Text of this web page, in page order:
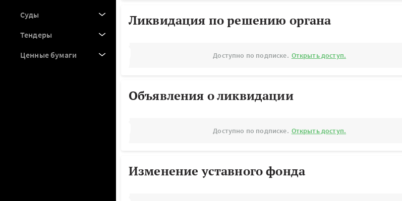
Суды
Тендеры
Ценные бумаги
Ликвидация по решению органа
Доступно по подписке. Открыть доступ.
Объявления о ликвидации
Доступно по подписке. Открыть доступ.
Изменение уставного фонда